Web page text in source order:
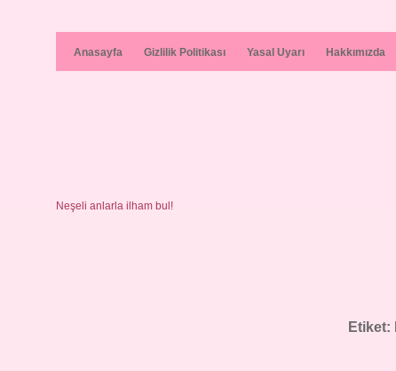
Anasayfa Gizlilik Politikası Yasal Uyarı Hakkımızda
Neşeli anlarla ilham bul!
Etiket: